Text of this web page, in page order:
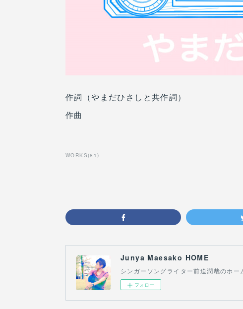
作詞（やまだひさしと共作詞）
作曲
WORKS (81)
Junya Maesako HOME
シンガーソングライター前迫潤哉のホー
フォロー